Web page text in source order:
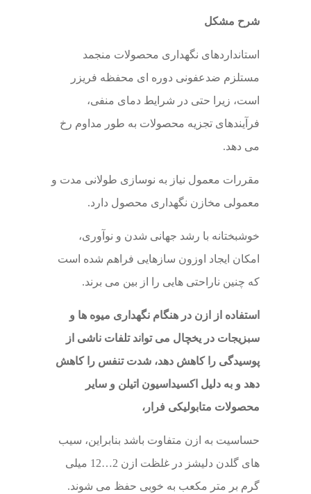
شرح مشکل
استانداردهای نگهداری محصولات منجمد
مستلزم ضدعفونی دوره ای محفظه فریزر
است، زیرا حتی در شرایط دمای منفی،
فرآیندهای تجزیه محصولات به طور مداوم رخ
می دهد.
مقررات معمول نیاز به نوسازی طولانی مدت و
معمولی مخازن نگهداری محصول دارد.
خوشبختانه با رشد جهانی شدن و نوآوری،
امکان ایجاد اوزون سازهایی فراهم شده است
که چنین ناراحتی هایی را از بین می برند.
استفاده از ازن در هنگام نگهداری میوه ها و
سبزیجات در یخچال می تواند تلفات ناشی از
پوسیدگی را کاهش دهد، شدت تنفس را کاهش
دهد و به دلیل اکسیداسیون اتیلن و سایر
محصولات متابولیکی فرار،
حساسیت به ازن متفاوت باشد بنابراین، سیب
های گلدن دلیشز در غلظت ازن 2…12 میلی
گرم بر متر مکعب به خوبی حفظ می شوند.